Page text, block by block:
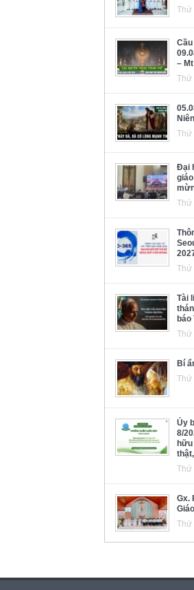
Thứ
–
Thứ
Niên
Thứ
Đại
Thứ
Thứ
Tài
Thứ
Bí
Thứ
Ủy
8/
hữu
Thứ
Gx.
Thứ